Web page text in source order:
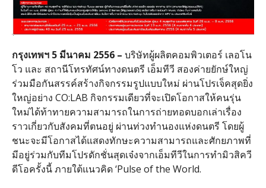
กรุงเทพฯ 5 มีนาคม 2556 – บริษัทผู้ผลิตคอมพิวเตอร์ เลอโน
โว และ สถานีโทรทัศน์ทางดนตรี เอ็มทีวี สองค่ายยักษ์ใหญ่
ร่วมมือกันสรรค์สร้างกิจกรรมรูปแบบใหม่ ผ่านโปรเจ็คสุดยิ่ง
ใหญ่อย่าง CO:LAB กิจกรรมเดียวที่จะเปิดโอกาสให้คนรุ่น
ใหม่ได้ท้าทายความสามารถในการถ่ายทอดบอกเล่าเรื่อง
ราวเกี่ยวกับสังคมที่ตนอยู่ ผ่านท่วงทำนองแห่งดนตรี โดยผู้
ชนะจะมีโอกาสได้แสดงทักษะความสามารถและศักยภาพที่
มีอยู่ร่วมกับทีมโปรดักชั่นสุดเจ๋งจากเอ็มทีวีในการทำมิวสิควี
ดีโอครั้งนี้ ภายใต้แนวคิด ‘Pulse of the World.